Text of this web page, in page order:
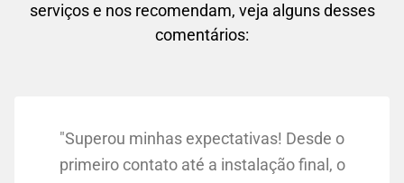
serviços e nos recomendam, veja alguns desses
comentários:
"Superou minhas expectativas! Desde o
primeiro contato até a instalação final, o